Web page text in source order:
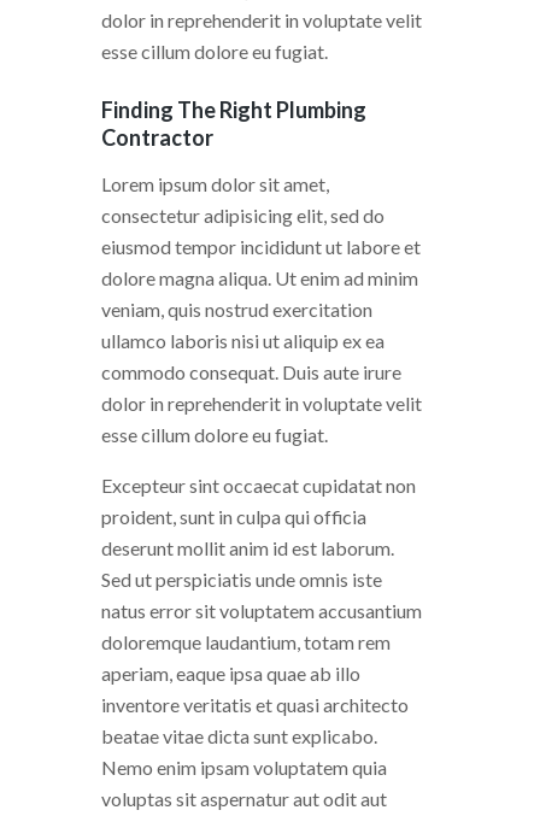
dolor in reprehenderit in voluptate velit
esse cillum dolore eu fugiat.
Finding The Right Plumbing
Contractor
Lorem ipsum dolor sit amet,
consectetur adipisicing elit, sed do
eiusmod tempor incididunt ut labore et
dolore magna aliqua. Ut enim ad minim
veniam, quis nostrud exercitation
ullamco laboris nisi ut aliquip ex ea
commodo consequat. Duis aute irure
dolor in reprehenderit in voluptate velit
esse cillum dolore eu fugiat.
Excepteur sint occaecat cupidatat non
proident, sunt in culpa qui officia
deserunt mollit anim id est laborum.
Sed ut perspiciatis unde omnis iste
natus error sit voluptatem accusantium
doloremque laudantium, totam rem
aperiam, eaque ipsa quae ab illo
inventore veritatis et quasi architecto
beatae vitae dicta sunt explicabo.
Nemo enim ipsam voluptatem quia
voluptas sit aspernatur aut odit aut